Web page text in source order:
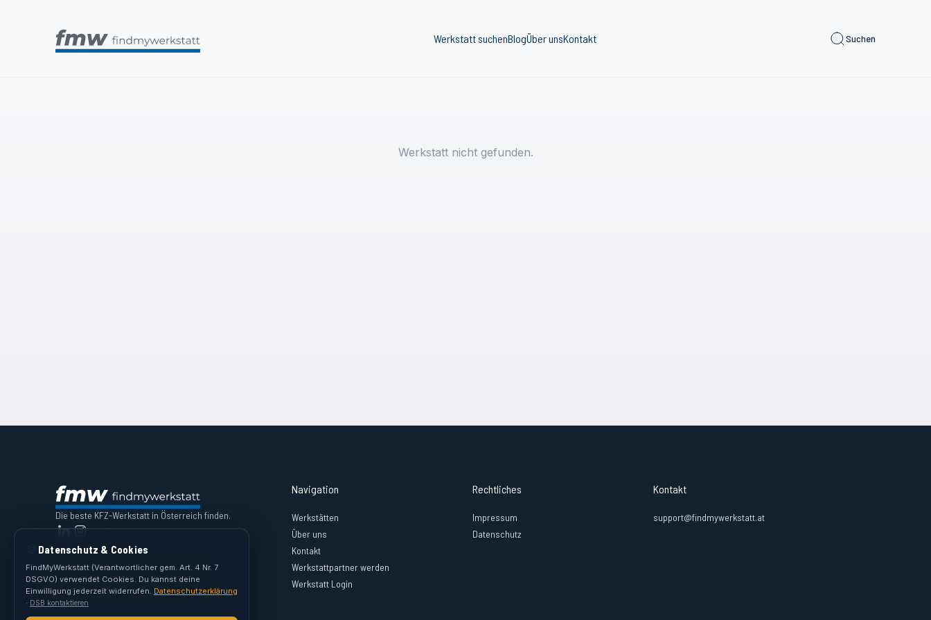
Werkstatt suchenBlogÜber unsKontakt Suchen
Werkstatt nicht gefunden.
Die beste KFZ-Werkstatt in Österreich finden.
Navigation
Werkstätten
Über uns
Kontakt
Werkstattpartner werden
Werkstatt Login
Rechtliches
Impressum
Datenschutz
Kontakt
support@findmywerkstatt.at
🍪 Datenschutz & Cookies
FindMyWerkstatt (Verantwortlicher gem. Art. 4 Nr. 7
DSGVO) verwendet Cookies. Du kannst deine
Einwilligung jederzeit widerrufen. Datenschutzerklärung
· DSB kontaktieren